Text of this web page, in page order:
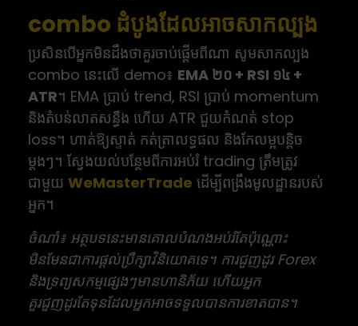
combo ដំបូងដែលអាចសាកល្បង
ប្រសិនបើអ្នកមិនដឹងថាគួរចាប់ផ្តើមពីណា សូមសាកល្បង
combo នេះលើ demo៖ EMA ២០ + RSI ១៤ +
ATR។ EMA ប្រាប់ trend, RSI ប្រាប់ momentum
និងតំបន់លាតសន្ធឹង ហើយ ATR ជួយកំណត់ stop
loss។ ហាត់ឱ្យស្ទាត់ កត់ត្រាលទ្ធផល និងកែលម្អបន្តិច
ម្តងៗ។ ស្វែងយល់បន្ថែមពីការអប់រំ trading ត្រឹមត្រូវ
ជាមួយ WeMasterTrade ដើម្បីពង្រឹងមូលដ្ឋានរបស់
អ្នក។
ចំណាំ៖ អត្ថបទនេះមានគោលបំណងអប់រំតែប៉ុណ្ណោះ
មិនមែនជាការផ្តល់ប្រឹក្សាវិនិយោគទេ។ ការជួញដូរ Forex
និងទ្រព្យសកម្មផ្សេងៗមានហានិភ័យ ហើយអ្នក
គួរជួញដូរតែទុនដែលអ្នកអាចទទួលបានការខាតបាន។